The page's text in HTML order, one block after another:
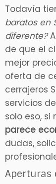
Todavía
baratos en
diferente?
de que el
mejor
oferta de
cerrajeros
servicios
solo eso, si
parece
dudas,
Aperturas